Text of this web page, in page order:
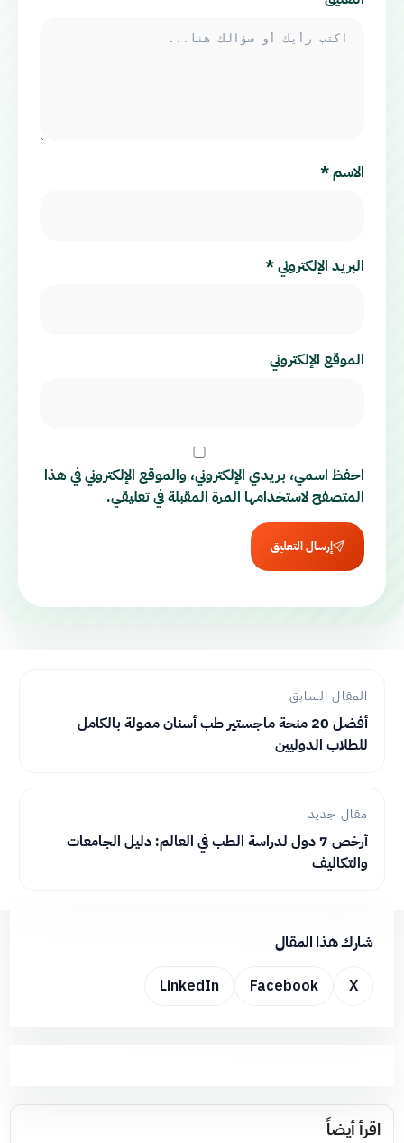
الاسم*
البريد الإلكتروني*
الموقع الإلكتروني
احفظ اسمي، بريدي الإلكتروني، والموقع الإلكتروني في هذا
المتصفح لاستخدامها المرة المقبلة في تعليقي.
إرسال التعليق
المقال السابق
أفضل 20 منحة ماجستير طب أسنان ممولة بالكامل
للطلاب الدوليين
مقال جديد
أرخص 7 دول لدراسة الطب في العالم: دليل الجامعات
والتكاليف
شارك هذا المقال
X
Facebook
LinkedIn
اقرأ أيضاً